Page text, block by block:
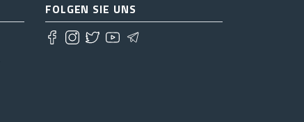
FOLGEN SIE UNS